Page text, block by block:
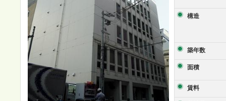
構造
築年数
面積
賃料